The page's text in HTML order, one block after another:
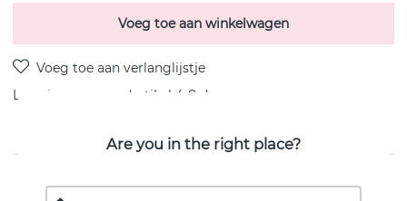
Voeg toe aan winkelwagen
Levering: voorraadartikel 4-8 dagen
PRODUCTOMSCHRIJVING
Are you in the right place?